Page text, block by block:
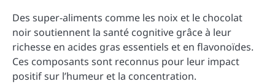
Des super-aliments comme les noix et le chocolat
noir soutiennent la santé cognitive grâce à leur
richesse en acides gras essentiels et en flavonoïdes.
Ces composants sont reconnus pour leur impact
positif sur l’humeur et la concentration.